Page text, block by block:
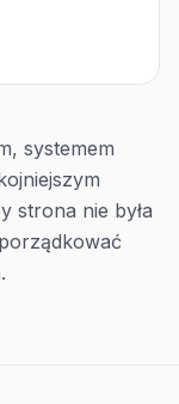
systemem
strona nie była